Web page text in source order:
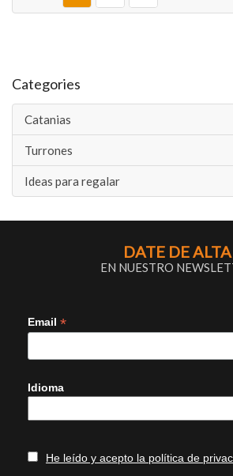
Categories
Catanias
Turrones
Ideas para regalar
DATE DE ALTA
EN NUESTRO
Email *
Idioma
He leído y acepto la política de